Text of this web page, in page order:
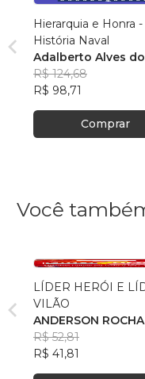
Hierarquia e Honra -
História Naval
Adalberto Alves
Santos
R$ 124,68
R$ 98,71
Comprar
Você
LÍDER HERÓI E
VILÃO
ANDERSON ROCHA
R$ 52,81
R$ 41,81